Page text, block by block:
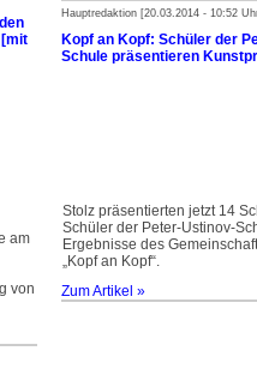
[mit
am
von
Hauptredaktion [20.03.2014 - 10:52
Kopf an Kopf: Schüler der
Schule präsentieren
Stolz präsentierten jetzt 14
Schüler der Peter-Ustinov-
Ergebnisse des
„Kopf an Kopf“.
Zum Artikel »